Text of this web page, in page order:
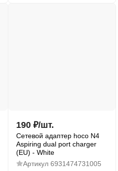
190 ₽/шт.
Сетевой адаптер hoco N4
Aspiring dual port charger
(EU) - White
Артикул 6931474731005